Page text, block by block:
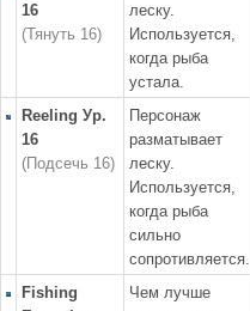
16
(Тянуть 16)
леску.
Используется,
когда рыба
устала.
Reeling Ур.
16
(Подсечь 16)
Персонаж
разматывает
леску.
Используется,
когда рыба
сильно
сопротивляется.
Fishing
Чем лучше